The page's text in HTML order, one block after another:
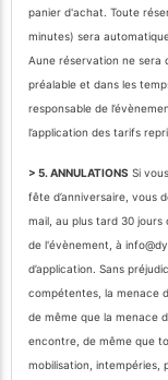
panier d'achat. Toute
minutes) sera
Aune réservation ne sera
préalable et dans les
responsable de
l’application des tarifs
> 5. ANNULATIONS Si
fête d’anniversaire, vous
mail, au plus tard 30
de l'évènement, à
d’application. Sans
compétentes, la menace
de même que la menace
encontre, de même que
mobilisation, intempéries,